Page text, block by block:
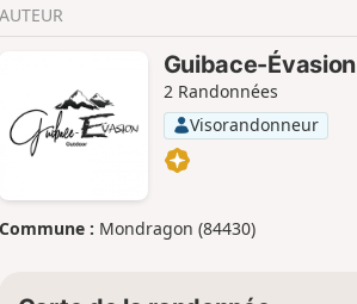
AUTEUR
Guibace-Évasion
2 Randonnées
Visorandonneur
Commune : Mondragon (84430)